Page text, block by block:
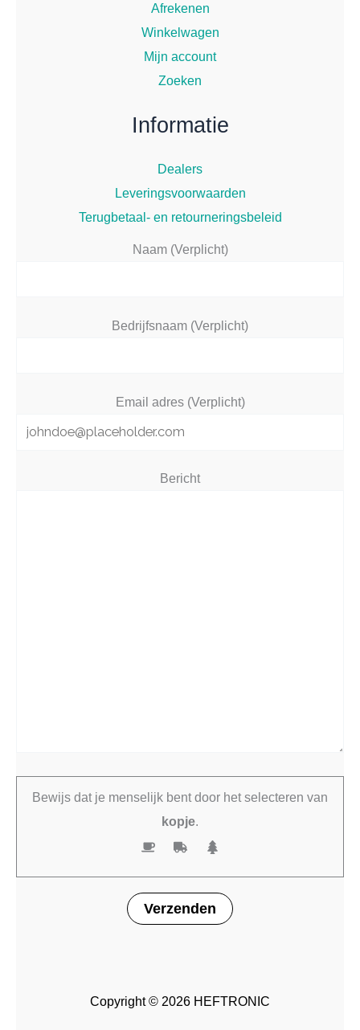
Afrekenen
Winkelwagen
Mijn account
Zoeken
Informatie
Dealers
Leveringsvoorwaarden
Terugbetaal- en retourneringsbeleid
Naam (Verplicht)
Bedrijfsnaam (Verplicht)
Email adres (Verplicht)
Bericht
Bewijs dat je menselijk bent door het selecteren van
kopje.
Copyright © 2026 HEFTRONIC